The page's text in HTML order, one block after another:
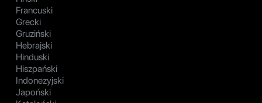
Francuski
Grecki
Gruziński
Hebrajski
Hinduski
Hiszpański
Indonezyjski
Japoński